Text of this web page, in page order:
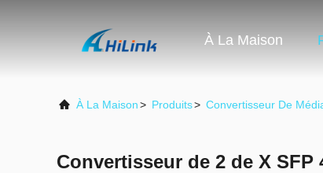
À La Maison
À La Maison> Produits> Convertisseur De
Convertisseur de 2 de X SFP